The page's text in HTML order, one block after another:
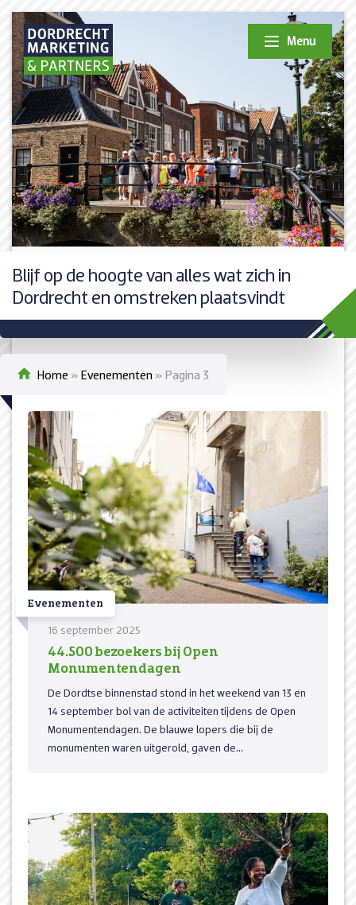
Menu
Blijf op de hoogte van alles wat zich in
Dordrecht en omstreken plaatsvindt
Home » Evenementen » Pagina 3
Evenementen
16 september 2025
44.500 bezoekers bij Open
Monumentendagen
De Dordtse binnenstad stond in het weekend van 13 en
14 september bol van de activiteiten tijdens de Open
Monumentendagen. De blauwe lopers die bij de
monumenten waren uitgerold, gaven de...